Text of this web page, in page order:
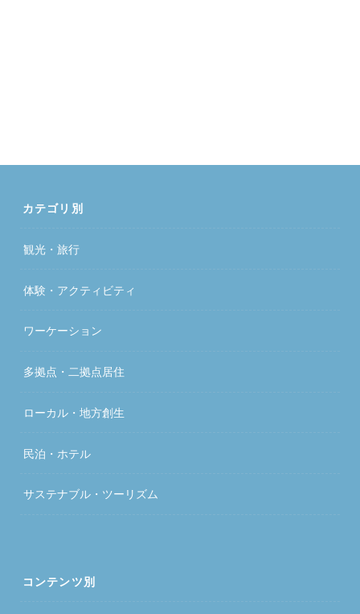
カテゴリ別
観光・旅行
体験・アクティビティ
ワーケーション
多拠点・二拠点居住
ローカル・地方創生
民泊・ホテル
サステナブル・ツーリズム
コンテンツ別